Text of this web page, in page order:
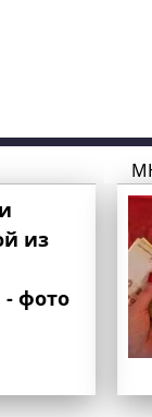
из
- фото